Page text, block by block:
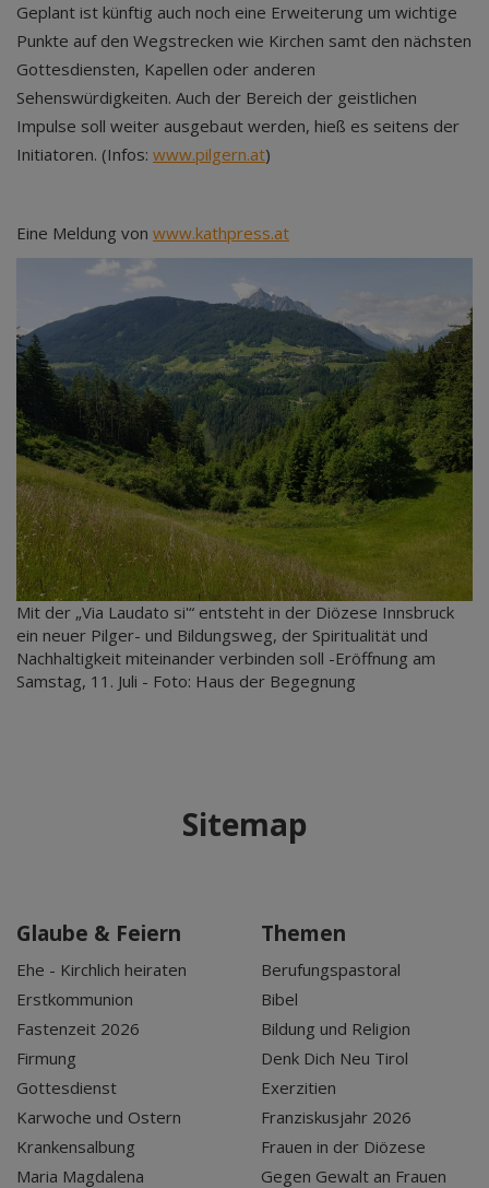
Geplant ist künftig auch noch eine Erweiterung um wichtige
Punkte auf den Wegstrecken wie Kirchen samt den nächsten
Gottesdiensten, Kapellen oder anderen
Sehenswürdigkeiten. Auch der Bereich der geistlichen
Impulse soll weiter ausgebaut werden, hieß es seitens der
Initiatoren. (Infos: www.pilgern.at)
Eine Meldung von www.kathpress.at
Mit der „Via Laudato si'“ entsteht in der Diözese Innsbruck
ein neuer Pilger- und Bildungsweg, der Spiritualität und
Nachhaltigkeit miteinander verbinden soll -Eröffnung am
Samstag, 11. Juli - Foto: Haus der Begegnung
Sitemap
Glaube & Feiern
Ehe - Kirchlich heiraten
Erstkommunion
Fastenzeit 2026
Firmung
Gottesdienst
Karwoche und Ostern
Krankensalbung
Maria Magdalena
Themen
Berufungspastoral
Bibel
Bildung und Religion
Denk Dich Neu Tirol
Exerzitien
Franziskusjahr 2026
Frauen in der Diözese
Gegen Gewalt an Frauen